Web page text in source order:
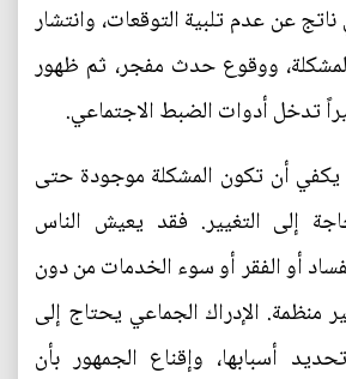
عن عدم تلبية التوقعات، وانتشار
ووقوع حدث مفجر، ثم ظهور
تدخل أدوات الضبط الاجتماعي.
يكفي أن تكون المشكلة موجودة حتى
إلى التغيير. فقد يعيش الناس
أو الفقر أو سوء الخدمات من دون
منظمة. الإدراك الجماعي يحتاج إلى
أسبابها، وإقناع الجمهور بأن